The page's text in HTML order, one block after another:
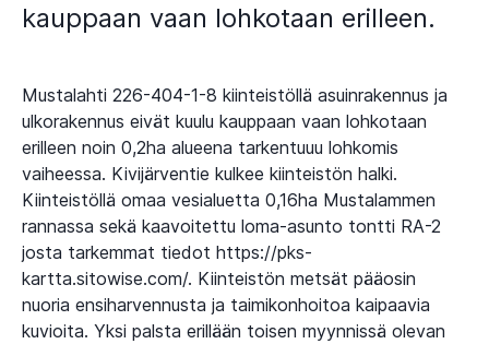
kauppaan vaan lohkotaan erilleen.
Mustalahti 226-404-1-8 kiinteistöllä asuinrakennus ja
ulkorakennus eivät kuulu kauppaan vaan lohkotaan
erilleen noin 0,2ha alueena tarkentuuu lohkomis
vaiheessa. Kivijärventie kulkee kiinteistön halki.
Kiinteistöllä omaa vesialuetta 0,16ha Mustalammen
rannassa sekä kaavoitettu loma-asunto tontti RA-2
josta tarkemmat tiedot https://pks-
kartta.sitowise.com/. Kiinteistön metsät pääosin
nuoria ensiharvennusta ja taimikonhoitoa kaipaavia
kuvioita. Yksi palsta erillään toisen myynnissä olevan